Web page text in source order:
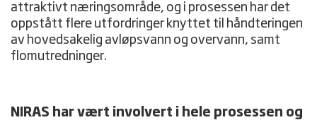
attraktivt næringsområde, og i prosessen har det
oppstått flere utfordringer knyttet til håndteringen
av hovedsakelig avløpsvann og overvann, samt
flomutredninger.
NIRAS har vært involvert i hele prosessen og